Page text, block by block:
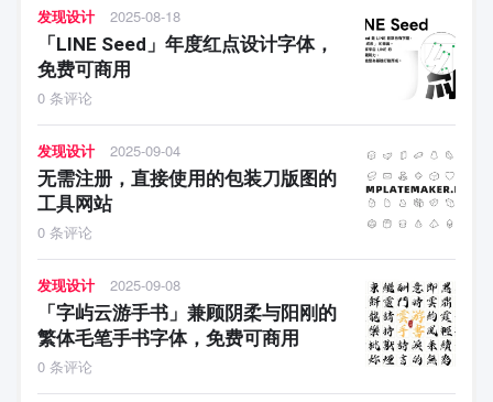
发现设计 2025-08-18
「LINE Seed」年度红点设计字体，
免费可商用
0 条评论
发现设计 2025-09-04
无需注册，直接使用的包装刀版图的
工具网站
0 条评论
发现设计 2025-09-08
「字屿云游手书」兼顾阴柔与阳刚的
繁体毛笔手书字体，免费可商用
0 条评论